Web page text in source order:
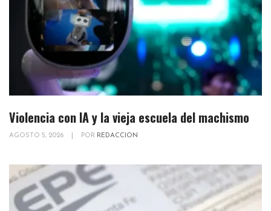
Violencia con IA y la vieja escuela del machismo
AGOSTO 5, 2026 POR REDACCION